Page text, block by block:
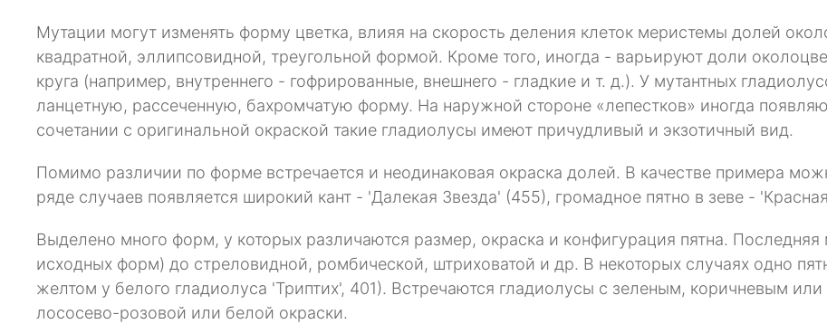
Мутации могут изменять форму цветка, влияя на скорость деления клеток меристемы долей
квадратной, эллипсовидной, треугольной формой. Кроме того, иногда - варьируют доли
круга (например, внутреннего - гофрированные, внешнего - гладкие и т. д.). У мутантных
ланцетную, рассеченную, бахромчатую форму. На наружной стороне «лепестков» иногда
сочетании с оригинальной окраской такие гладиолусы имеют причудливый и экзотичный вид.
Помимо различии по форме встречается и неодинаковая окраска долей. В качестве примера
ряде случаев появляется широкий кант - 'Далекая Звезда' (455), громадное пятно в зеве -
Выделено много форм, у которых различаются размер, окраска и конфигурация пятна.
исходных форм) до стреловидной, ромбической, штриховатой и др. В некоторых случаях одно
желтом у белого гладиолуса 'Триптих', 401). Встречаются гладиолусы с зеленым, коричневым
лососево-розовой или белой окраски.